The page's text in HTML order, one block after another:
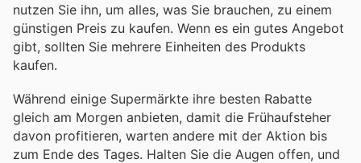
nutzen Sie ihn, um alles, was Sie brauchen, zu einem
günstigen Preis zu kaufen. Wenn es ein gutes Angebot
gibt, sollten Sie mehrere Einheiten des Produkts
kaufen.
Während einige Supermärkte ihre besten Rabatte
gleich am Morgen anbieten, damit die Frühaufsteher
davon profitieren, warten andere mit der Aktion bis
zum Ende des Tages. Halten Sie die Augen offen, und